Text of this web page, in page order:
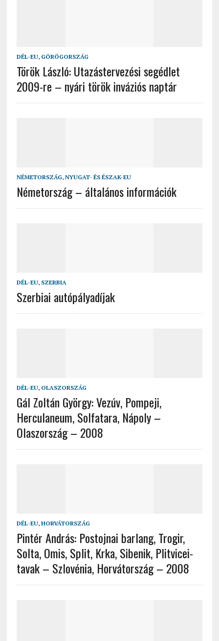
DÉL-EU, GÖRÖGORSZÁG
Török László: Utazástervezési segédlet
2009-re – nyári török inváziós naptár
NÉMETORSZÁG, NYUGAT- ÉS ÉSZAK-EU
Németország – általános információk
DÉL-EU, SZERBIA
Szerbiai autópályadíjak
DÉL-EU, OLASZORSZÁG
Gál Zoltán György: Vezúv, Pompeji,
Herculaneum, Solfatara, Nápoly –
Olaszország – 2008
DÉL-EU, HORVÁTORSZÁG
Pintér András: Postojnai barlang, Trogir,
Solta, Omis, Split, Krka, Sibenik, Plitvicei-
tavak – Szlovénia, Horvátország – 2008